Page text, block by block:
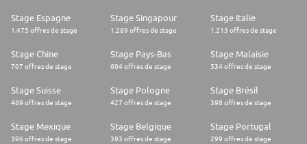
Stage Espagne
1.475 offres de stage
Stage Singapour
1.289 offres de stage
Stage Italie
1.213 offres de stage
Stage Chine
707 offres de stage
Stage Pays-Bas
604 offres de stage
Stage Malaisie
534 offres de stage
Stage Suisse
469 offres de stage
Stage Pologne
427 offres de stage
Stage Brésil
398 offres de stage
Stage Mexique
396 offres de stage
Stage Belgique
393 offres de stage
Stage Portugal
299 offres de stage